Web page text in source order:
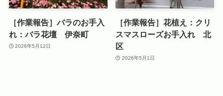
［作業報告］バラのお手入
れ：バラ花壇 伊奈町
2026年5月12日
［作業報告］花植え：クリ
スマスローズお手入れ 北
区
2026年5月1日